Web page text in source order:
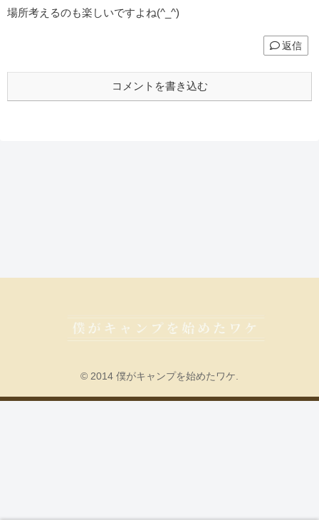
場所考えるのも楽しいですよね(^_^)
返信
コメントを書き込む
© 2014 僕がキャンプを始めたワケ.